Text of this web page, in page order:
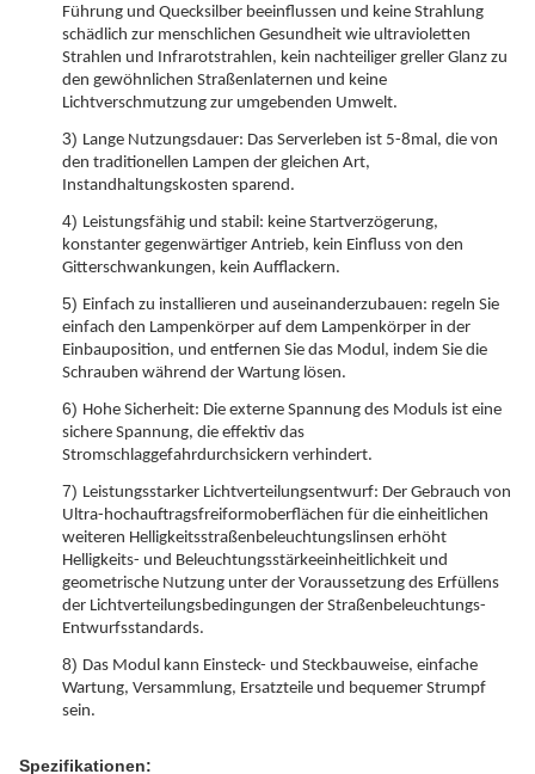
Führung und Quecksilber beeinflussen und keine Strahlung
schädlich zur menschlichen Gesundheit wie ultravioletten
Strahlen und Infrarotstrahlen, kein nachteiliger greller Glanz zu
den gewöhnlichen Straßenlaternen und keine
Lichtverschmutzung zur umgebenden Umwelt.
3) Lange Nutzungsdauer: Das Serverleben ist 5-8mal, die von
den traditionellen Lampen der gleichen Art,
Instandhaltungskosten sparend.
4) Leistungsfähig und stabil: keine Startverzögerung,
konstanter gegenwärtiger Antrieb, kein Einfluss von den
Gitterschwankungen, kein Aufflackern.
5) Einfach zu installieren und auseinanderzubauen: regeln Sie
einfach den Lampenkörper auf dem Lampenkörper in der
Einbauposition, und entfernen Sie das Modul, indem Sie die
Schrauben während der Wartung lösen.
6) Hohe Sicherheit: Die externe Spannung des Moduls ist eine
sichere Spannung, die effektiv das
Stromschlaggefahrdurchsickern verhindert.
7) Leistungsstarker Lichtverteilungsentwurf: Der Gebrauch von
Ultra-hochauftragsfreiformoberflächen für die einheitlichen
weiteren Helligkeitsstraßenbeleuchtungslinsen erhöht
Helligkeits- und Beleuchtungsstärkeeinheitlichkeit und
geometrische Nutzung unter der Voraussetzung des Erfüllens
der Lichtverteilungsbedingungen der Straßenbeleuchtungs-
Entwurfsstandards.
8) Das Modul kann Einsteck- und Steckbauweise, einfache
Wartung, Versammlung, Ersatzteile und bequemer Strumpf
sein.
Spezifikationen: